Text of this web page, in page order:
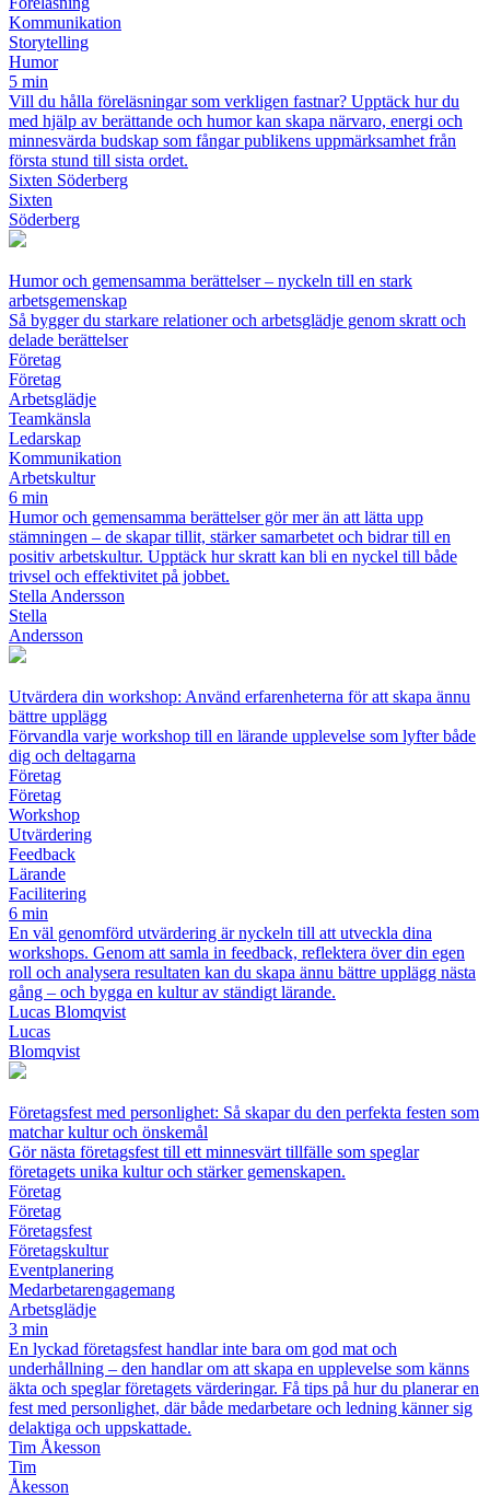
Kommunikation
Storytelling
Humor
5 min
Vill du hålla föreläsningar som verkligen fastnar? Upptäck hur du
med hjälp av berättande och humor kan skapa närvaro, energi och
minnesvärda budskap som fångar publikens uppmärksamhet från
första stund till sista ordet.
Sixten Söderberg
Sixten
Söderberg
Humor och gemensamma berättelser – nyckeln till en stark
arbetsgemenskap
Så bygger du starkare relationer och arbetsglädje genom skratt och
delade berättelser
Företag
Företag
Arbetsglädje
Teamkänsla
Ledarskap
Kommunikation
Arbetskultur
6 min
Humor och gemensamma berättelser gör mer än att lätta upp
stämningen – de skapar tillit, stärker samarbetet och bidrar till en
positiv arbetskultur. Upptäck hur skratt kan bli en nyckel till både
trivsel och effektivitet på jobbet.
Stella Andersson
Stella
Andersson
Utvärdera din workshop: Använd erfarenheterna för att skapa ännu
bättre upplägg
Förvandla varje workshop till en lärande upplevelse som lyfter både
dig och deltagarna
Företag
Företag
Workshop
Utvärdering
Feedback
Lärande
Facilitering
6 min
En väl genomförd utvärdering är nyckeln till att utveckla dina
workshops. Genom att samla in feedback, reflektera över din egen
roll och analysera resultaten kan du skapa ännu bättre upplägg nästa
gång – och bygga en kultur av ständigt lärande.
Lucas Blomqvist
Lucas
Blomqvist
Företagsfest med personlighet: Så skapar du den perfekta festen som
matchar kultur och önskemål
Gör nästa företagsfest till ett minnesvärt tillfälle som speglar
företagets unika kultur och stärker gemenskapen.
Företag
Företag
Företagsfest
Företagskultur
Eventplanering
Medarbetarengagemang
Arbetsglädje
3 min
En lyckad företagsfest handlar inte bara om god mat och
underhållning – den handlar om att skapa en upplevelse som känns
äkta och speglar företagets värderingar. Få tips på hur du planerar en
fest med personlighet, där både medarbetare och ledning känner sig
delaktiga och uppskattade.
Tim Åkesson
Tim
Åkesson